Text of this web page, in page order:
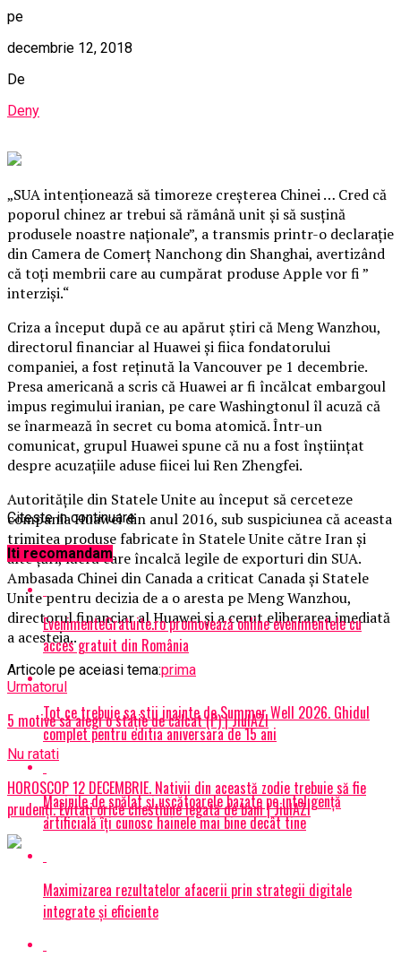
pe
decembrie 12, 2018
De
Deny
„SUA intenţionează să timoreze creşterea Chinei … Cred că
poporul chinez ar trebui să rămână unit şi să susţină
produsele noastre naţionale”, a transmis printr-o declaraţie
din Camera de Comerţ Nanchong din Shanghai, avertizând
că toţi membrii care au cumpărat produse Apple vor fi ”
interzişi.“
Criza a început după ce au apărut ştiri că Meng Wanzhou,
directorul financiar al Huawei şi fiica fondatorului
companiei, a fost reţinută la Vancouver pe 1 decembrie.
Presa americană a scris că Huawei ar fi încălcat embargoul
impus regimului iranian, pe care Washingtonul îl acuză că
se înarmează în secret cu boma atomică. Într-un
comunicat, grupul Huawei spune că nu a fost înştiinţat
despre acuzaţiile aduse fiicei lui Ren Zhengfei.
Autorităţile din Statele Unite au început să cerceteze
compania Huawei din anul 2016, sub suspiciunea că aceasta
trimitea produse fabricate în Statele Unite către Iran şi
alte ţări, lucru care încalcă legile de exporturi din SUA.
Ambasada Chinei din Canada a criticat Canada şi Statele
Unite pentru decizia de a o aresta pe Meng Wanzhou,
directorul financiar al Huawei şi a cerut eliberarea imediată
a acesteia..
Articole pe aceiasi tema:prima
Urmatorul
5 motive să alegi o stație de călcat (P) | JiulAZI
Nu ratati
HOROSCOP 12 DECEMBRIE. Nativii din această zodie trebuie să fie
prudenți. Evitați orice chestiune legată de bani | JiulAZI
Citeste in continuare
Iti recomandam
EvenimenteGratuite.ro promovează online evenimentele cu
acces gratuit din România
Tot ce trebuie sa stii inainte de Summer Well 2026. Ghidul
complet pentru editia aniversara de 15 ani
Mașinile de spălat și uscătoarele bazate pe inteligență
artificială îți cunosc hainele mai bine decât tine
Maximizarea rezultatelor afacerii prin strategii digitale
integrate și eficiente